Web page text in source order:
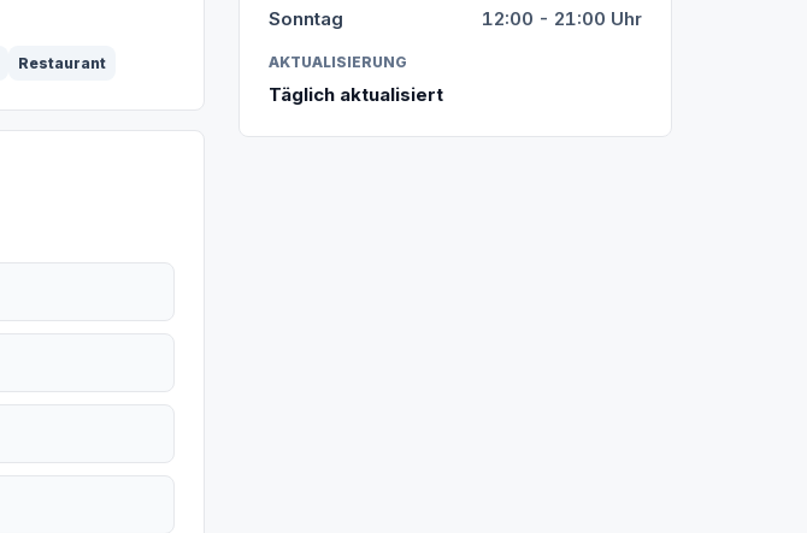
Restaurant
Sonntag
12:00 - 21:00 Uhr
AKTUALISIERUNG
Täglich aktualisiert